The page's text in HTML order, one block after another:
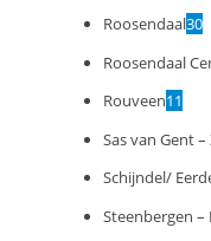
Roosendaal30
Roosendaal
Rouveen11
Sas van Gent
Schijndel/
Steenbergen